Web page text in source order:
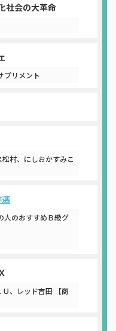
社会の大革命
プリメント
松村、にしおかすみこ
人のおすすめＢ級グ
Ｕ、レッド吉田 【商